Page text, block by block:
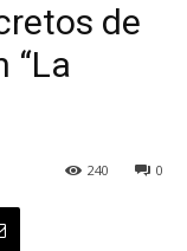
de
“La
0
240